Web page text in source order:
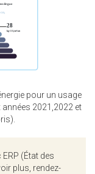
pour un usage
2021,2022 et
(État des
plus, rendez-